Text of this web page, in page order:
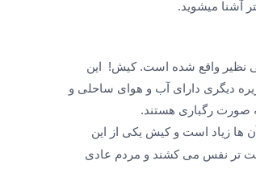
آشنا میشوید.
نظیر واقع شده است. کیش! این
دیگری دارای آب و هوای ساحلی و
صورت رگباری هستند.
آن ها زیاد است و کیش یکی از این
تر نفس می کشند و مردم عادی